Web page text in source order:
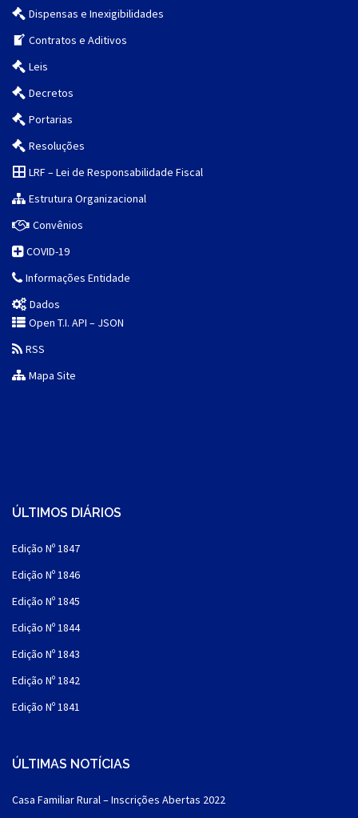
Dispensas e Inexigibilidades
Contratos e Aditivos
Leis
Decretos
Portarias
Resoluções
LRF – Lei de Responsabilidade Fiscal
Estrutura Organizacional
Convênios
COVID-19
Informações Entidade
Dados
Open T.I. API – JSON
RSS
Mapa Site
ÚLTIMOS DIÁRIOS
Edição Nº 1847
Edição Nº 1846
Edição Nº 1845
Edição Nº 1844
Edição Nº 1843
Edição Nº 1842
Edição Nº 1841
ÚLTIMAS NOTÍCIAS
Casa Familiar Rural – Inscrições Abertas 2022